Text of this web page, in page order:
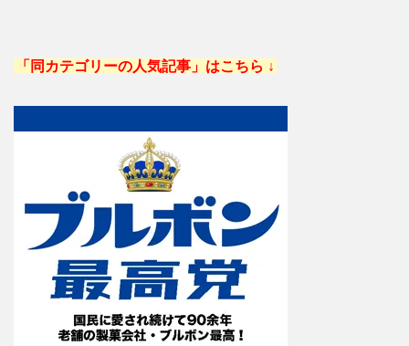
「同カテゴリーの人気記事」はこちら ↓